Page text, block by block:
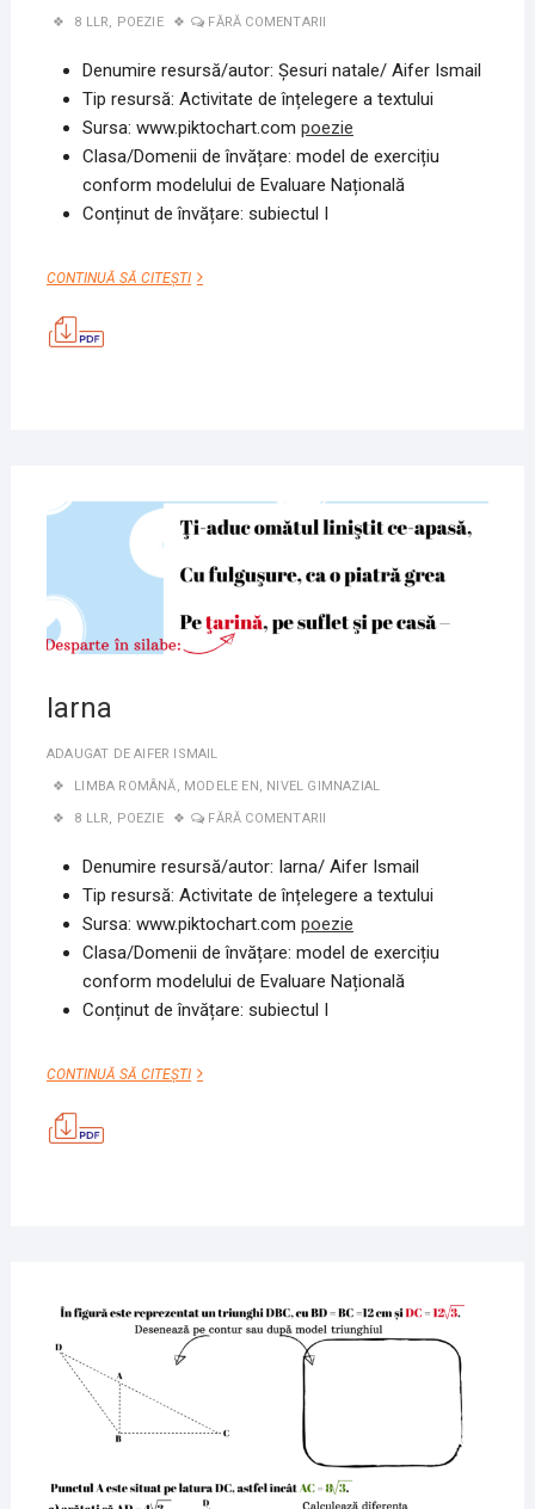
8 LLR, POEZIE FĂRĂ COMENTARII
Denumire resursă/autor: Șesuri natale/ Aifer Ismail
Tip resursă: Activitate de înțelegere a textului
Sursa: www.piktochart.com poezie
Clasa/Domenii de învățare: model de exercițiu
conform modelului de Evaluare Națională
Conținut de învățare: subiectul I
CONTINUĂ SĂ CITEȘTIȘESURI
Iarna
ADAUGAT DEAIFER ISMAIL
LIMBA ROMÂNĂ, MODELE EN, NIVEL GIMNAZIAL
8 LLR, POEZIE FĂRĂ COMENTARII
Denumire resursă/autor: Iarna/ Aifer Ismail
Tip resursă: Activitate de înțelegere a textului
Sursa: www.piktochart.com poezie
Clasa/Domenii de învățare: model de exercițiu
conform modelului de Evaluare Națională
Conținut de învățare: subiectul I
CONTINUĂ SĂ CITEȘTIIARNA